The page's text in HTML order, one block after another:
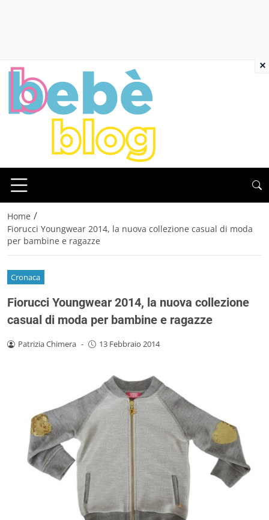
Home /
Fiorucci Youngwear 2014, la nuova collezione casual di moda
per bambine e ragazze
Cronaca
Fiorucci Youngwear 2014, la nuova collezione
casual di moda per bambine e ragazze
Patrizia Chimera - 13 Febbraio 2014
×